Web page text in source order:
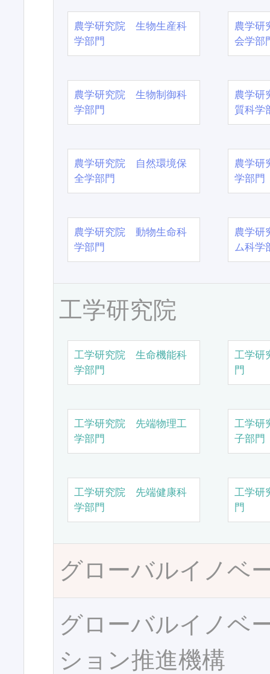
農学研究院 生物生産科
学部門
農学
会学部
農学研究院 生物制御科
学部門
農学
質科学
農学研究院 自然環境保
全学部門
農学
学部門
農学研究院 動物生命科
学部門
農学
ム科学
工学研究院
工学研究院 生命機能科
学部門
工学研
門
工学研究院 先端物理工
学部門
工学研
子部門
工学研究院 先端健康科
学部門
工学研
門
グローバルイノベ
グローバルイノベ
ション推進機構